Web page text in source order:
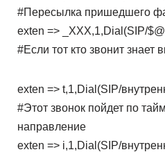
#Пересылка пришедшего
exten => _XXX,1,Dial(SIP/
#Если тот кто звонит знает
exten => t,1,Dial(SIP/
#Этот звонок пойдет по
направление
exten => i,1,Dial(SIP/